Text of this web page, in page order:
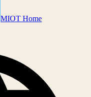
MIOT Home